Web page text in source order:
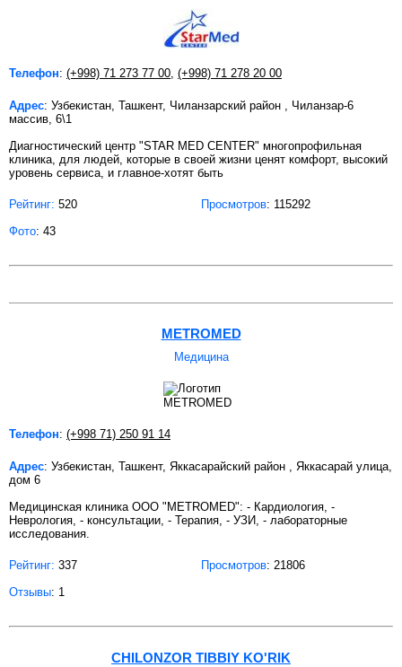
Телефон: (+998) 71 273 77 00, (+998) 71 278 20 00
Адрес: Узбекистан, Ташкент, Чиланзарский район , Чиланзар-6
массив, 6\1
Диагностический центр "STAR MED CENTER" многопрофильная
клиника, для людей, которые в своей жизни ценят комфорт, высокий
уровень сервиса, и главное-хотят быть
Рейтинг: 520 Просмотров: 115292
Фото: 43
METROMED
Медицина
Телефон: (+998 71) 250 91 14
Адрес: Узбекистан, Ташкент, Яккасарайский район , Яккасарай улица,
дом 6
Медицинская клиника OOO "METROMED": - Кардиология, -
Неврология, - консультации, - Терапия, - УЗИ, - лабораторные
исследования.
Рейтинг: 337 Просмотров: 21806
Отзывы: 1
CHILONZOR TIBBIY KO'RIK